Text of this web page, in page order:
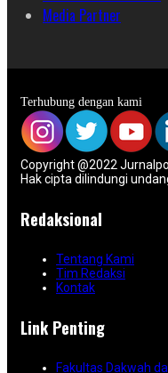
Media Partner
Terhubung dengan kami
Copyright @2022
Hak cipta dilindungi
Redaksional
Tentang Kami
Tim Redaksi
Kontak
Link Penting
Fakultas Dakwah